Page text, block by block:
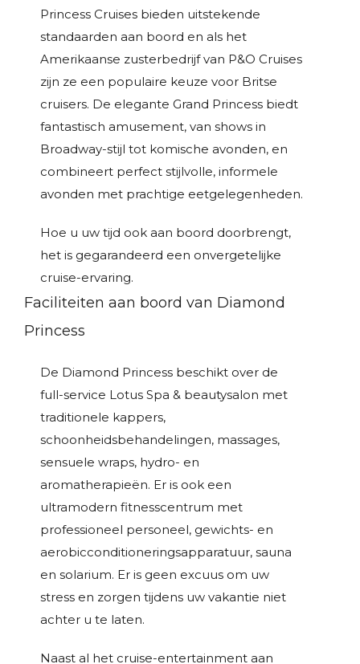
Princess Cruises bieden uitstekende
standaarden aan boord en als het
Amerikaanse zusterbedrijf van P&O Cruises
zijn ze een populaire keuze voor Britse
cruisers. De elegante Grand Princess biedt
fantastisch amusement, van shows in
Broadway-stijl tot komische avonden, en
combineert perfect stijlvolle, informele
avonden met prachtige eetgelegenheden.
Hoe u uw tijd ook aan boord doorbrengt,
het is gegarandeerd een onvergetelijke
cruise-ervaring.
Faciliteiten aan boord van Diamond
Princess
De Diamond Princess beschikt over de
full-service Lotus Spa & beautysalon met
traditionele kappers,
schoonheidsbehandelingen, massages,
sensuele wraps, hydro- en
aromatherapieën. Er is ook een
ultramodern fitnesscentrum met
professioneel personeel, gewichts- en
aerobicconditioneringsapparatuur, sauna
en solarium. Er is geen excuus om uw
stress en zorgen tijdens uw vakantie niet
achter u te laten.
Naast al het cruise-entertainment aan